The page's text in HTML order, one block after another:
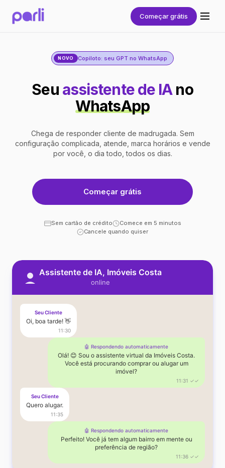
Começar grátis
NOVO Copiloto: seu GPT no WhatsApp
Seu assistente de IAno
WhatsApp
Chega de responder cliente de madrugada. Sem
configuração complicada, atende, marca horários e vende
por você, o dia todo, todos os dias.
Começar grátis
Sem cartão de crédito
Comece em 5 minutos
Cancele quando quiser
Assistente de IA, Imóveis Costa
online
Seu Cliente
Oi, boa tarde! 👋
11:30
🤖 Respondendo automaticamente
Olá! 😊 Sou o assistente virtual da Imóveis Costa.
Você está procurando comprar ou alugar um
imóvel?
11:31 ✓✓
Seu Cliente
Quero alugar.
11:35
🤖 Respondendo automaticamente
Perfeito! Você já tem algum bairro em mente ou
preferência de região?
11:36 ✓✓